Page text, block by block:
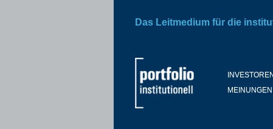
INVESTOREN
Das Leitmedium für die